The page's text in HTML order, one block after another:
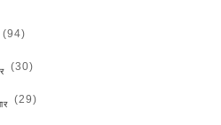
(94)
(30)
(29)